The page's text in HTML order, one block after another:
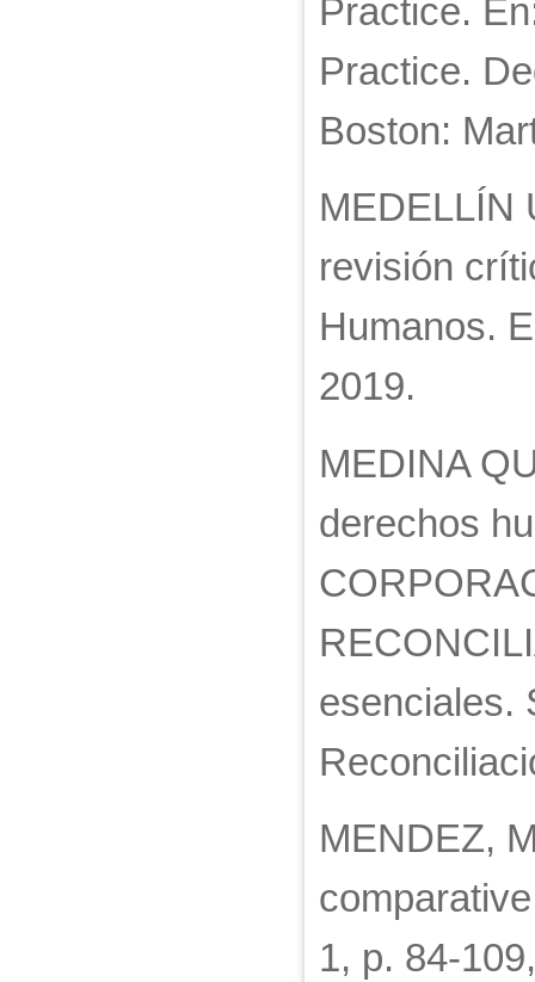
Practice.
Practice.
Boston:
MEDELLÍN
revisión
Humanos.
2019.
MEDINA
derechos
esenciales.
MENDEZ,
1, p. 84-